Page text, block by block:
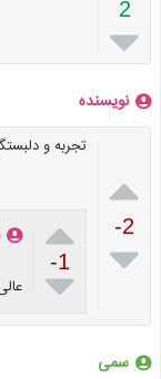
2

نویسنده

-2

تجربه و

-1

سمی